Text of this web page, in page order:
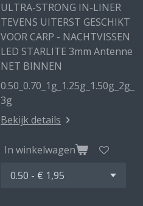
ULTRA-STRONG IN-LINER
TEVENS UITERST GESCHIKT
VOOR CARP - NACHTVISSEN
LED STARLITE 3mm Antenne
NET BINNEN
0.50_0.70_1g_1.25g_1.50g_2g_
3g
Bekijk details
In winkelwagen